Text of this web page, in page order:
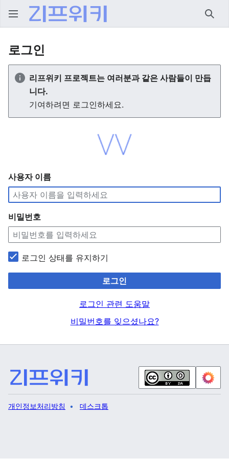
검색
로그인
리프위키 프로젝트는 여러분과 같은 사람들이 만듭
니다.
기여하려면 로그인하세요.
사용자 이름
비밀번호
로그인 상태를 유지하기
로그인
로그인 관련 도움말
비밀번호를 잊으셨나요?
개인정보처리방침 데스크톱